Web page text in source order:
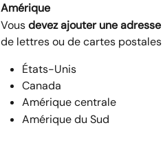
Amérique
Vous devez ajouter une
de lettres ou de cartes postales
États-Unis
Canada
Amérique centrale
Amérique du Sud